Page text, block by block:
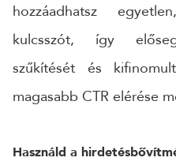
hozzáadhatsz
kulcsszót, így
szűkítését és
magasabb CTR elérése
Használd a